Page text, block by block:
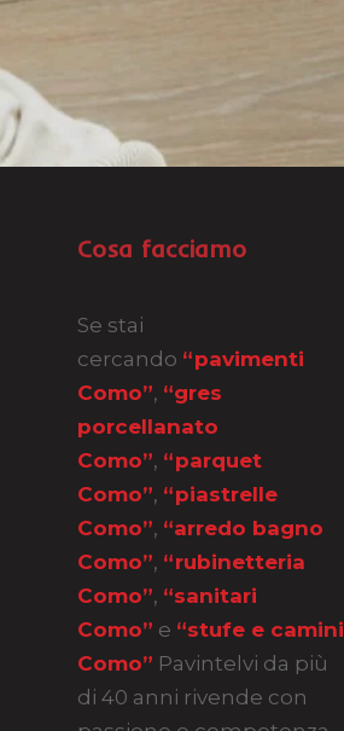
Cosa facciamo
Se stai
cercando “pavimenti
Como”, “gres
porcellanato
Como”, “parquet
Como”, “piastrelle
Como”, “arredo bagno
Como”, “rubinetteria
Como”, “sanitari
Como” e “stufe e camini
Como” Pavintelvi da più
di 40 anni rivende con